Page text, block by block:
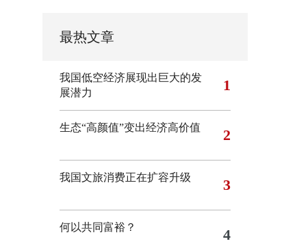
最热文章
我国低空经济展现出巨大的发
展潜力
1
生态“高颜值”变出经济高价值 2
我国文旅消费正在扩容升级 3
何以共同富裕？ 4